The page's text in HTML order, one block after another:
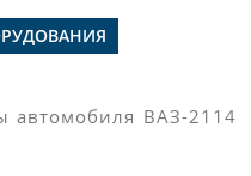
автомобиля ВАЗ-2114